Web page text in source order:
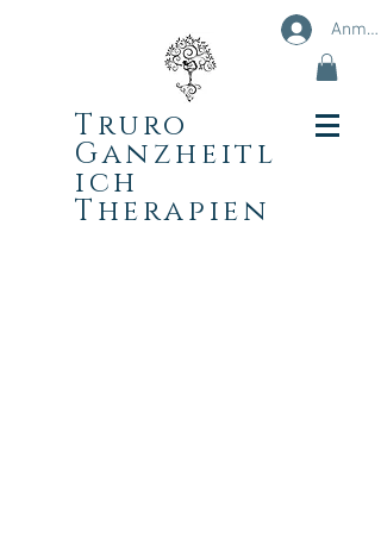
Truro
Ganzheitl
ich
Therapien